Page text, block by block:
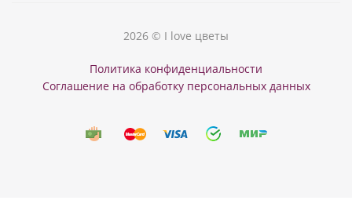
2026 © I love цветы
Политика конфиденциальности
Соглашение на обработку персональных данных